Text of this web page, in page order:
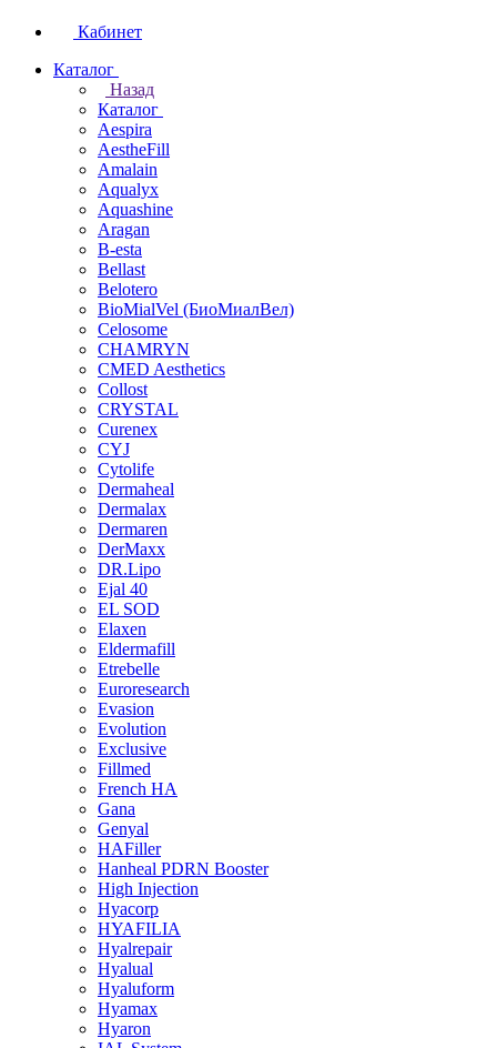
Кабинет
Каталог
Назад
Каталог
Aespira
AestheFill
Amalain
Aqualyx
Aquashine
Aragan
B-esta
Bellast
Belotero
BioMialVel (БиоМиалВел)
Celosome
CHAMRYN
CMED Aesthetics
Collost
CRYSTAL
Curenex
CYJ
Cytolife
Dermaheal
Dermalax
Dermaren
DerMaxx
DR.Lipo
Ejal 40
EL SOD
Elaxen
Eldermafill
Etrebelle
Euroresearch
Evasion
Evolution
Exclusive
Fillmed
French HA
Gana
Genyal
HAFiller
Hanheal PDRN Booster
High Injection
Hyacorp
HYAFILIA
Hyalrepair
Hyalual
Hyaluform
Hyamax
Hyaron